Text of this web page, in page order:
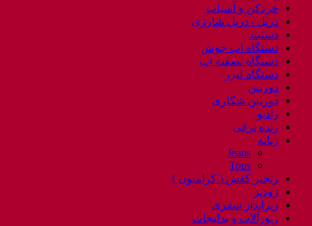
خردکن و آسیاب
دریل / دریل شارژی
دستبند
دستگاه اب جوش
دستگاه تصفیه اب
دستگاه لیزر
دوربین
دوربین شکاری
رادیو
رنده برقی
زنانه
Jeans
Tops
زنجیر کفش ( کرامپون )
زودپز
زیرانداز سفری
زیورآلات و بدلیجات